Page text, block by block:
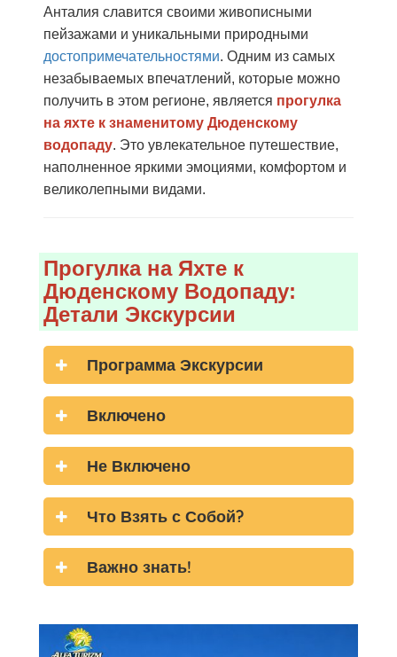
Прогулка на Яхте к
Дюденскому Водопаду:
Детали Экскурсии
Анталия славится своими живописными
пейзажами и уникальными природными
достопримечательностями. Одним из самых
незабываемых впечатлений, которые можно
получить в этом регионе, является прогулка
на яхте к знаменитому Дюденскому
водопаду. Это увлекательное путешествие,
наполненное яркими эмоциями, комфортом и
великолепными видами.
Программа Экскурсии
Включено
Не Включено
Что Взять с Собой?
Важно знать!